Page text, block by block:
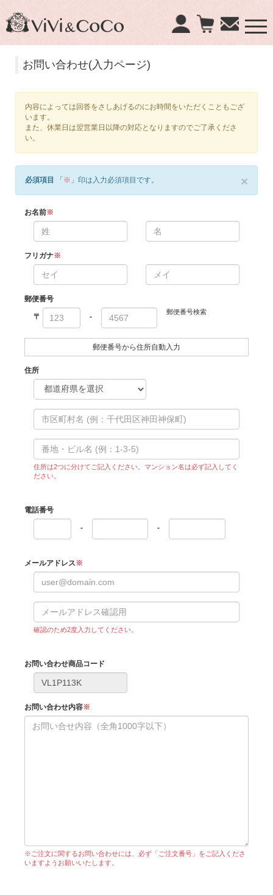
お問い合わせ(入力ページ)
内容によっては回答をさしあげるのにお時間をいただくこともござ
います。
また、休業日は翌営業日以降の対応となりますのでご了承くださ
い。
×
必須項目 「※ 」印は入力必須項目です。
お名前※
フリガナ※
郵便番号
〒 -
郵便番号検索
郵便番号から住所自動入力
住所
住所は2つに分けてご記入ください。マンション名は必ず記入してく
ださい。
電話番号
- -
メールアドレス※
確認のため2度入力してください。
お問い合わせ商品コード
お問い合わせ内容※
※ご注文に関するお問い合わせには、必ず「ご注文番号」をご記入くださ
いますようお願いいたします。
×